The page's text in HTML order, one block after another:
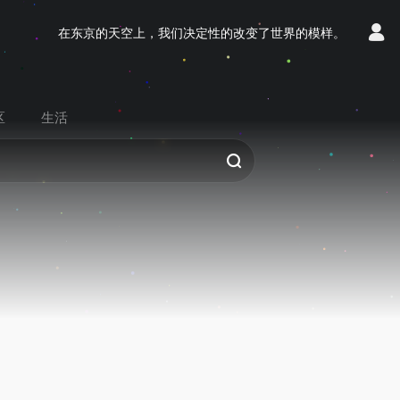
在东京的天空上，我们决定性的改变了世界的模样。
生活